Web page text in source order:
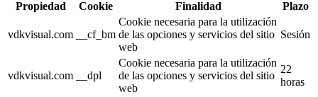
Propiedad Cookie Finalidad Plazo
vdkvisual.com __cf_bm
Cookie necesaria para la utilización
de las opciones y servicios del sitio
web
Sesión
vdkvisual.com __dpl
Cookie necesaria para la utilización
de las opciones y servicios del sitio
web
22
horas